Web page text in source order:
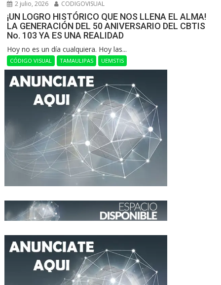
2 julio, 2026 CODIGOVISUAL
¡UN LOGRO HISTÓRICO QUE NOS LLENA EL ALMA!
LA GENERACIÓN DEL 50 ANIVERSARIO DEL CBTIS
No. 103 YA ES UNA REALIDAD
Hoy no es un día cualquiera. Hoy las...
CÓDIGO VISUAL TAMAULIPAS UEMSTIS